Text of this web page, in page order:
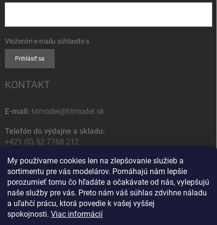
My používame cookies len na zlepšovanie služieb a
sortimentu pre vás modelárov. Pomáhajú nám lepšie
porozumieť tomu čo hľadáte a očakávate od nás, vylepšujú
naše služby pre vás. Preto nám váš súhlas zdvihne náladu
a uľahčí prácu, ktorá povedie k vašej vyššej
spokojnosti. Viac informácií
Vložením e-mailu súhlasíte s
Prihlásiť sa
KONTAKT
E-mail: htmodel@htmodel.sk
Telefón do výdajne a skladu:
+421 (0) 52 7768 212
Poštová / Odberná adresa:
HT model
Na letisko 49
058 01 Poprad
Slovenská Republika